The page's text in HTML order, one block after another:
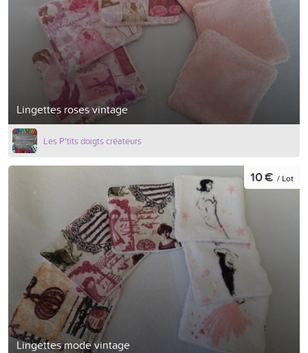
Lingettes roses vintage
Les P'tits doigts créateurs
Lingettes mode vintage
10 € / Lot